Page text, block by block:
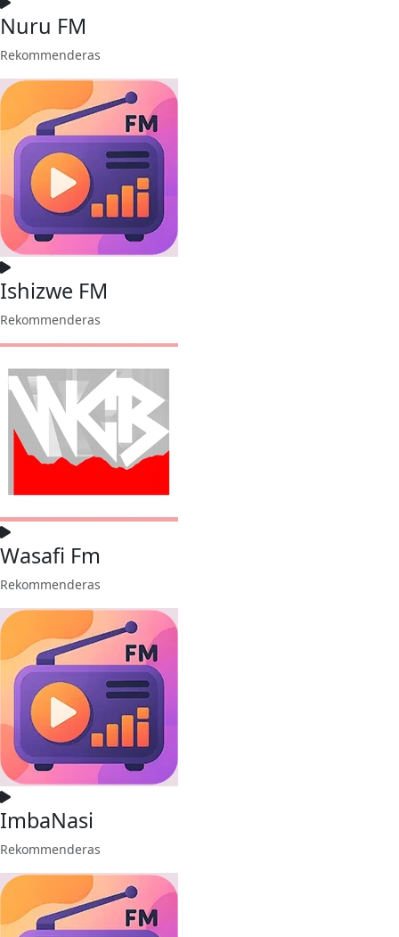
Nuru FM
Rekommenderas
Ishizwe FM
Rekommenderas
Wasafi Fm
Rekommenderas
ImbaNasi
Rekommenderas